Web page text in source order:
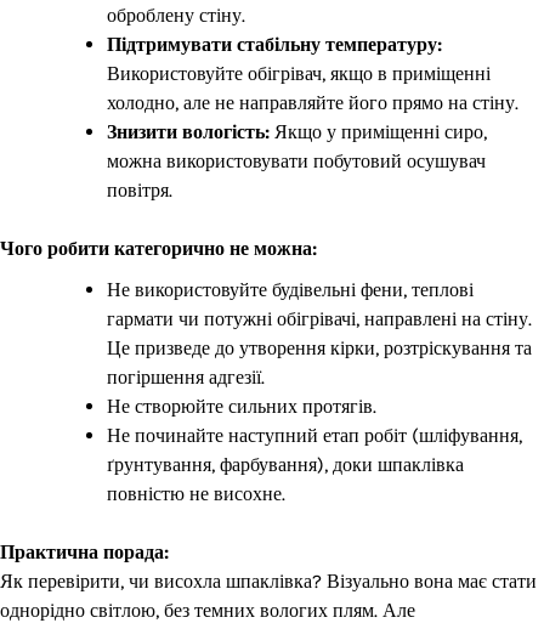
оброблену стіну.
Підтримувати стабільну температуру:
Використовуйте обігрівач, якщо в приміщенні
холодно, але не направляйте його прямо на стіну.
Знизити вологість: Якщо у приміщенні сиро,
можна використовувати побутовий осушувач
повітря.
Чого робити категорично не можна:
Не використовуйте будівельні фени, теплові
гармати чи потужні обігрівачі, направлені на стіну.
Це призведе до утворення кірки, розтріскування та
погіршення адгезії.
Не створюйте сильних протягів.
Не починайте наступний етап робіт (шліфування,
ґрунтування, фарбування), доки шпаклівка
повністю не висохне.
Практична порада:
Як перевірити, чи висохла шпаклівка? Візуально вона має стати
однорідно світлою, без темних вологих плям. Але